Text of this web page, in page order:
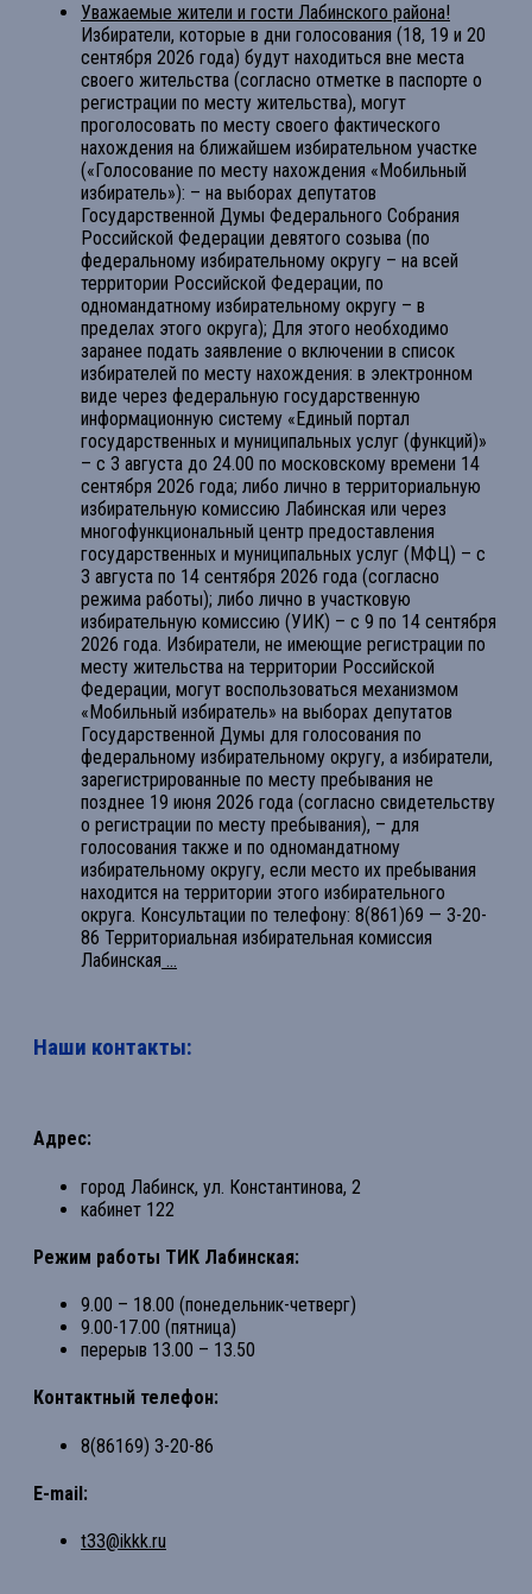
Уважаемые жители и гости Лабинского района!
Избиратели, которые в дни голосования (18, 19 и 20
сентября 2026 года) будут находиться вне места
своего жительства (согласно отметке в паспорте о
регистрации по месту жительства), могут
проголосовать по месту своего фактического
нахождения на ближайшем избирательном участке
(«Голосование по месту нахождения «Мобильный
избиратель»): – на выборах депутатов
Государственной Думы Федерального Собрания
Российской Федерации девятого созыва (по
федеральному избирательному округу – на всей
территории Российской Федерации, по
одномандатному избирательному округу – в
пределах этого округа); Для этого необходимо
заранее подать заявление о включении в список
избирателей по месту нахождения: в электронном
виде через федеральную государственную
информационную систему «Единый портал
государственных и муниципальных услуг (функций)»
– с 3 августа до 24.00 по московскому времени 14
сентября 2026 года; либо лично в территориальную
избирательную комиссию Лабинская или через
многофункциональный центр предоставления
государственных и муниципальных услуг (МФЦ) – с
3 августа по 14 сентября 2026 года (согласно
режима работы); либо лично в участковую
избирательную комиссию (УИК) – с 9 по 14 сентября
2026 года. Избиратели, не имеющие регистрации по
месту жительства на территории Российской
Федерации, могут воспользоваться механизмом
«Мобильный избиратель» на выборах депутатов
Государственной Думы для голосования по
федеральному избирательному округу, а избиратели,
зарегистрированные по месту пребывания не
позднее 19 июня 2026 года (согласно свидетельству
о регистрации по месту пребывания), – для
голосования также и по одномандатному
избирательному округу, если место их пребывания
находится на территории этого избирательного
округа. Консультации по телефону: 8(861)69 — 3-20-
86 Территориальная избирательная комиссия
Лабинская ...
Наши контакты:
Адрес:
город Лабинск, ул. Константинова, 2
кабинет 122
Режим работы ТИК Лабинская:
9.00 – 18.00 (понедельник-четверг)
9.00-17.00 (пятница)
перерыв 13.00 – 13.50
Контактный телефон:
8(86169) 3-20-86
E-mail:
t33@ikkk.ru